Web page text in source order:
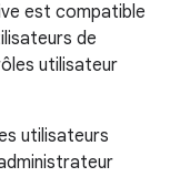
est compatible
de
utilisateur
utilisateurs